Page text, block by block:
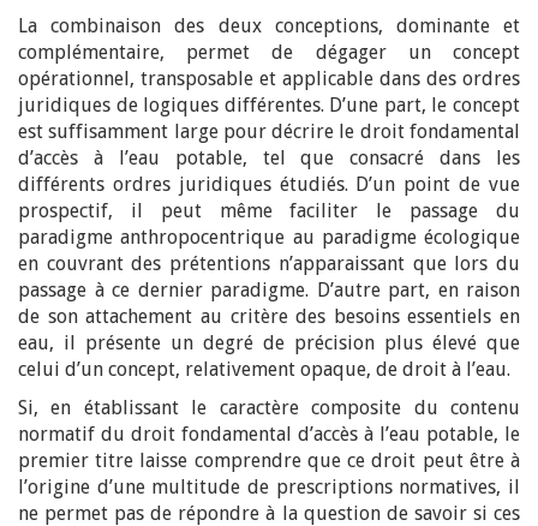
La combinaison des deux conceptions, dominante et
complémentaire, permet de dégager un concept
opérationnel, transposable et applicable dans des ordres
juridiques de logiques différentes. D’une part, le concept
est suffisamment large pour décrire le droit fondamental
d’accès à l’eau potable, tel que consacré dans les
différents ordres juridiques étudiés. D’un point de vue
prospectif, il peut même faciliter le passage du
paradigme anthropocentrique au paradigme écologique
en couvrant des prétentions n’apparaissant que lors du
passage à ce dernier paradigme. D’autre part, en raison
de son attachement au critère des besoins essentiels en
eau, il présente un degré de précision plus élevé que
celui d’un concept, relativement opaque, de droit à l’eau.
Si, en établissant le caractère composite du contenu
normatif du droit fondamental d’accès à l’eau potable, le
premier titre laisse comprendre que ce droit peut être à
l’origine d’une multitude de prescriptions normatives, il
ne permet pas de répondre à la question de savoir si ces